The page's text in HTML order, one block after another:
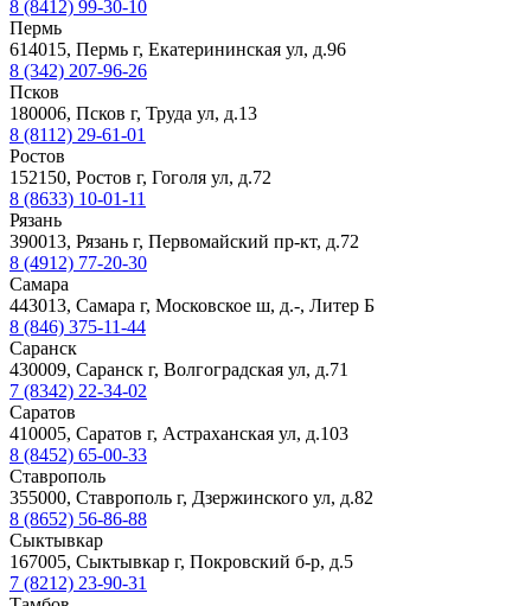
8 (8412) 99-30-10
Пермь
614015, Пермь г, Екатерининская ул, д.96
8 (342) 207-96-26
Псков
180006, Псков г, Труда ул, д.13
8 (8112) 29-61-01
Ростов
152150, Ростов г, Гоголя ул, д.72
8 (8633) 10-01-11
Рязань
390013, Рязань г, Первомайский пр-кт, д.72
8 (4912) 77-20-30
Самара
443013, Самара г, Московское ш, д.-, Литер Б
8 (846) 375-11-44
Саранск
430009, Саранск г, Волгоградская ул, д.71
7 (8342) 22-34-02
Саратов
410005, Саратов г, Астраханская ул, д.103
8 (8452) 65-00-33
Ставрополь
355000, Ставрополь г, Дзержинского ул, д.82
8 (8652) 56-86-88
Сыктывкар
167005, Сыктывкар г, Покровский б-р, д.5
7 (8212) 23-90-31